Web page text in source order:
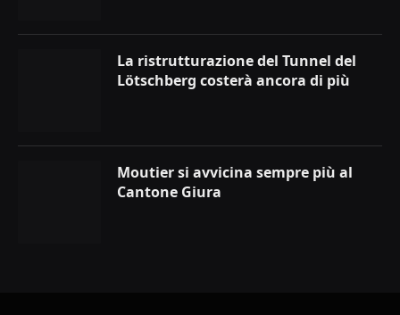
La ristrutturazione del Tunnel del
Lötschberg costerà ancora di più
Moutier si avvicina sempre più al
Cantone Giura